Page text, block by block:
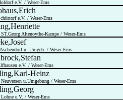
e.V. / Weser-Ems
e.V. / Weser-Ems
Altenoythe-Kampe / Weser-Ems
u. Umgeb. / Weser-Ems
e.V. / Weser-Ems
Heinz
u.Umgebung / Weser-Ems
e.V. / Weser-Ems